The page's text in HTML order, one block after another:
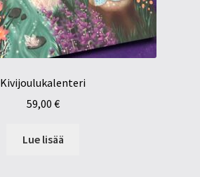
Kivijoulukalenteri
59,00 €
Lue lisää